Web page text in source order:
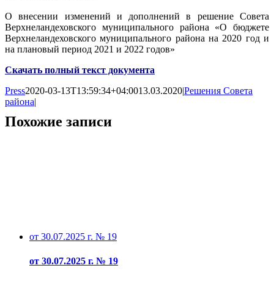
О внесении изменений и дополнений в решение Совета
Верхнеландеховского муниципального района «О бюджете
Верхнеландеховского муниципального района на 2020 год и
на плановый период 2021 и 2022 годов»
Скачать полный текст документа
Press2020-03-13T13:59:34+04:0013.03.2020|Решения Совета
района|
Похожие записи
от 30.07.2025 г. № 19
от 30.07.2025 г. № 19